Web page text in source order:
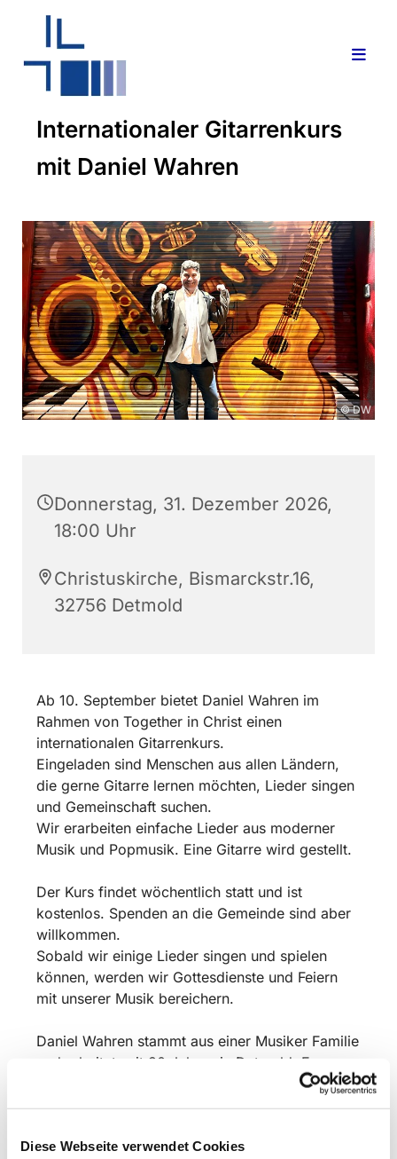
Diese Webseite verwendet Cookies
Internationaler Gitarrenkurs
mit Daniel Wahren
© DW
Donnerstag, 31. Dezember 2026,
18:00 Uhr
Christuskirche, Bismarckstr.16,
32756 Detmold
Ab 10. September bietet Daniel Wahren im
Rahmen von Together in Christ einen
internationalen Gitarrenkurs.
Eingeladen sind Menschen aus allen Ländern,
die gerne Gitarre lernen möchten, Lieder singen
und Gemeinschaft suchen.
Wir erarbeiten einfache Lieder aus moderner
Musik und Popmusik. Eine Gitarre wird gestellt.
Der Kurs findet wöchentlich statt und ist
kostenlos. Spenden an die Gemeinde sind aber
willkommen.
Sobald wir einige Lieder singen und spielen
können, werden wir Gottesdienste und Feiern
mit unserer Musik bereichern.
Daniel Wahren stammt aus einer Musiker Familie
und arbeitet seit 30 Jahren in Detmold: Er war
als Musiker und Komponist 10 Jahre am
Landestheater tätig und tourt mit seiner
und Konzerte. Er veröffentlichte 30 Alben und